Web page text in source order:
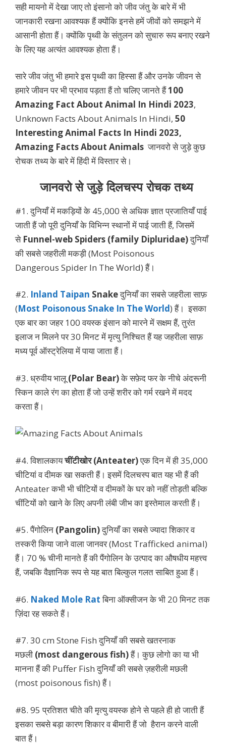
सही मायनो में देखा जाए तो इंसानो को जीव जंतु के बारे में भी
जानकारी रखना आवश्यक हैं क्योंकि इनसे हमें जीवों को समझने में
आसानी होता हैं। क्योंकि पृथ्वी के संतुलन को सुचारु रूप बनाए रखने
के लिए यह अत्यंत आवश्यक होता हैं।
सारे जीव जंतु भी हमारे इस पृथ्वी का हिस्सा हैं और उनके जीवन से
हमारे जीवन पर भी प्रभाव पड़ता हैं तो चलिए जानते हैं100
Amazing Fact About Animal In Hindi 2023,
Unknown Facts About Animals In Hindi, 50
Interesting Animal Facts In Hindi 2023,
Amazing Facts About Animalsजानवरो से जुड़े कुछ
रोचक तथ्य के बारे में हिंदी में विस्तार से।
जानवरो से जुड़े दिलचस्प रोचक तथ्य
#1. दुनियाँ में मकड़ियों के 45,000 से अधिक ज्ञात प्रजातियाँ पाई
जाती हैं जो पूरी दुनियाँ के विभिन्न स्थानों में पाई जाती हैं, जिसमें
सेFunnel-web Spiders (family Dipluridae)दुनियाँ
की सबसे जहरीली मकड़ी (Most Poisonous
Dangerous Spider In The World) हैं।
#2. Inland Taipan Snakeदुनियाँ का सबसे जहरीला साफ़
(Most Poisonous Snake In The World) हैं। इसका
एक बार का जहर 100 वयस्क इंसान को मारने में सक्षम हैं, तुरंत
इलाज न मिलने पर 30 मिनट में मृत्यु निश्चित हैं यह जहरीला साफ़
मध्य पूर्व ऑस्ट्रेलिया में पाया जाता हैं।
#3. ध्रुवीय भालू(Polar Bear)के सफ़ेद फर के नीचे अंदरूनी
स्किन काले रंग का होता हैं जो उन्हें शरीर को गर्म रखने में मदद
करता हैं।
#4. विशालकायचींटीखोर (Anteater)एक दिन में ही 35,000
चीटियां व दीमक खा सकती हैं। इसमें दिलचस्प बात यह भी हैं की
Anteater कभी भी चीटियों व दीमकों के घर को नहीं तोड़ती बल्कि
चींटियों को खाने के लिए अपनी लंबी जीभ का इस्तेमाल करती हैं।
#5. पैंगोलिन (Pangolin)दुनियाँ का सबसे ज्यादा शिकार व
तस्करी किया जाने वाला जानवर (Most Trafficked animal)
हैं। 70 % चीनी मानते हैं की पैंगोलिन के उत्पाद का औषधीय महत्त्व
हैं, जबकि वैज्ञानिक रूप से यह बात बिल्कुल गलत साबित हुआ हैं।
#6. Naked Mole Ratबिना ऑक्सीजन के भी 20 मिनट तक
ज़िंदा रह सकते हैं।
#7. 30 cm Stone Fish दुनियाँ की सबसे खतरनाक
मछली (most dangerous fish)हैं। कुछ लोगो का या भी
मानना हैं की Puffer Fish दुनियाँ की सबसे ज़हरीली मछली
(most poisonous fish) हैं।
#8. 95 प्रतिशत चीते की मृत्यु वयस्क होने से पहले ही हो जाती हैं
इसका सबसे बड़ा कारण शिकार व बीमारी हैं जो हैरान करने वाली
बात हैं।